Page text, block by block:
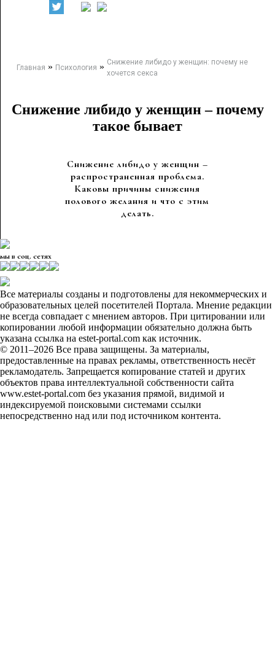
Главная » Психология » Снижение либидо у женщин: почему не
хочется секса
Снижение либидо у женщин – почему
такое бывает
Снижение либидо у женщин –
распространенная проблема.
Каковы причины снижения
полового желания и что с этим
делать.
мы в соц. сетях
Все материалы созданы и подготовлены для некоммерческих и
образовательных целей посетителей Портала. Мнение редакции
не всегда совпадает с мнением авторов. При цитировании или
копировании любой информации обязательно должна быть
указана ссылка на estet-portal.com как источник.
© 2011–2026 Все права защищены. За материалы,
предоставленные на правах рекламы, ответственность несёт
рекламодатель. Запрещается копирование статей и других
объектов права интеллектуальной собственности сайта
www.estet-portal.com без указания прямой, видимой и
индексируемой поисковыми системами ссылки
непосредственно над или под источником контента.